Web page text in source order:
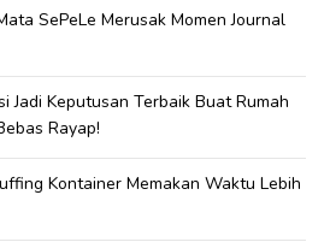
SePeLe Merusak Momen Journal
Jadi Keputusan Terbaik Buat Rumah
Rayap!
Kontainer Memakan Waktu Lebih